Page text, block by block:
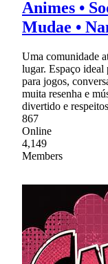
Animes •
Mudae •
Uma comunidade
lugar. Espaço ideal
para jogos,
muita resenha e
divertido e
867
Online
4,149
Members